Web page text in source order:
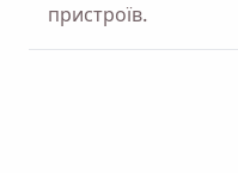
пристроїв.